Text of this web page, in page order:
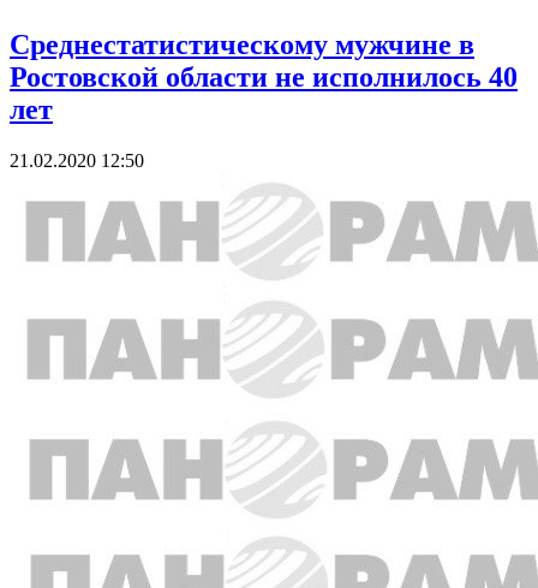
Среднестатистическому мужчине в
Ростовской области не исполнилось 40
лет
21.02.2020 12:50